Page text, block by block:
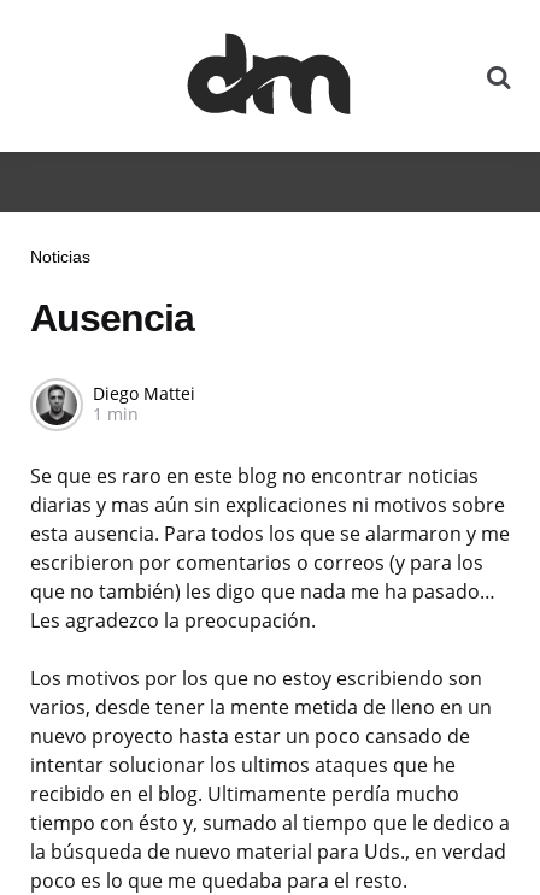
Noticias
Ausencia
Diego Mattei
1 min
Se que es raro en este blog no encontrar noticias
diarias y mas aún sin explicaciones ni motivos sobre
esta ausencia. Para todos los que se alarmaron y me
escribieron por comentarios o correos (y para los
que no también) les digo que nada me ha pasado…
Les agradezco la preocupación.
Los motivos por los que no estoy escribiendo son
varios, desde tener la mente metida de lleno en un
nuevo proyecto hasta estar un poco cansado de
intentar solucionar los ultimos ataques que he
recibido en el blog. Ultimamente perdía mucho
tiempo con ésto y, sumado al tiempo que le dedico a
la búsqueda de nuevo material para Uds., en verdad
poco es lo que me quedaba para el resto.